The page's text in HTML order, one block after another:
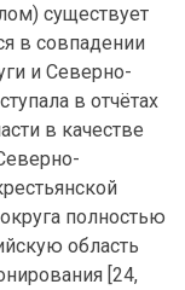
существует
в совпадении
и Северно-
в отчётах
в качестве
полностью
область
[24,